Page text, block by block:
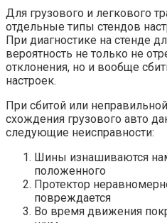
Для грузового и легкового
отдельные типы стендов
При диагностике на стенде
вероятность не только не
отклонения, но и вообще
настроек.
При сбитой или
схождения грузового авто
следующие неисправности:
Шины изнашиваются
положенного
Протектор
повреждается
Во время движения